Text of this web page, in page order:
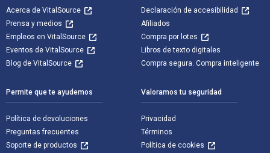
Acerca de VitalSource
Prensa y medios
Empleos en VitalSource
Eventos de VitalSource
Blog de VitalSource
Declaración de accesibilidad
Afiliados
Compra por lotes
Libros de texto digitales
Compra segura. Compra inteligente
Permite que te ayudemos
Política de devoluciones
Preguntas frecuentes
Soporte de productos
Valoramos tu seguridad
Privacidad
Términos
Política de cookies